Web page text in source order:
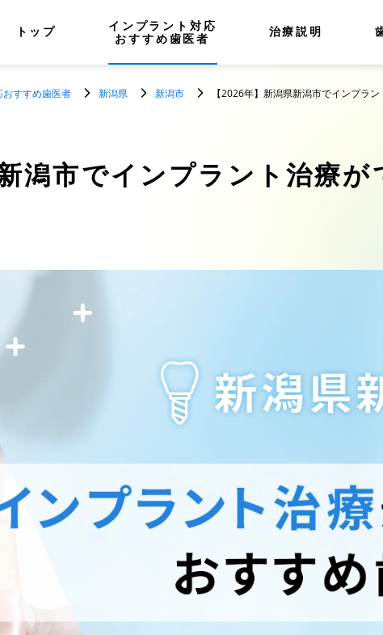
トップ
インプラント対応
おすすめ歯医者
治療説明
すすめ歯医者 新潟県 新潟市 【2026年】新潟県新潟市でインプラ
潟市でインプラント治療が